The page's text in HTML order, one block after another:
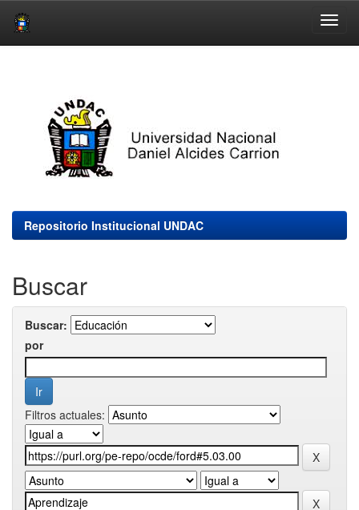
Repositorio Institucional UNDAC
Buscar
Buscar:
por
Filtros actuales: